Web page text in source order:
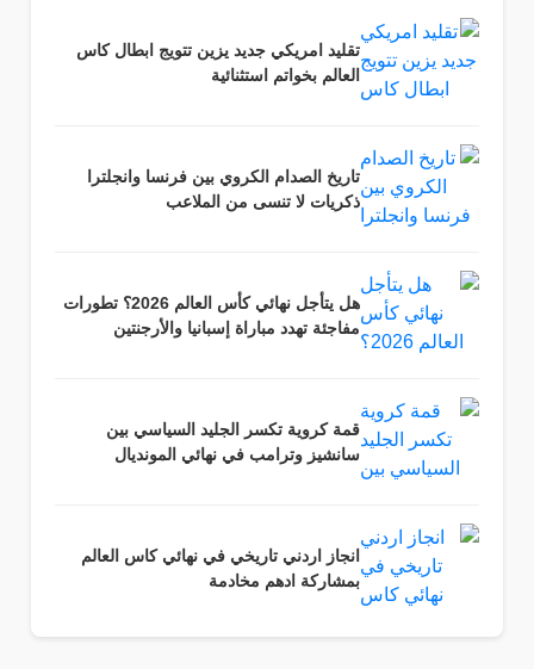
تقليد امريكي جديد يزين تتويج ابطال كاس
العالم بخواتم استثنائية
تاريخ الصدام الكروي بين فرنسا وانجلترا
ذكريات لا تنسى من الملاعب
هل يتأجل نهائي كأس العالم 2026؟ تطورات
مفاجئة تهدد مباراة إسبانيا والأرجنتين
قمة كروية تكسر الجليد السياسي بين
سانشيز وترامب في نهائي المونديال
انجاز اردني تاريخي في نهائي كاس العالم
بمشاركة ادهم مخادمة